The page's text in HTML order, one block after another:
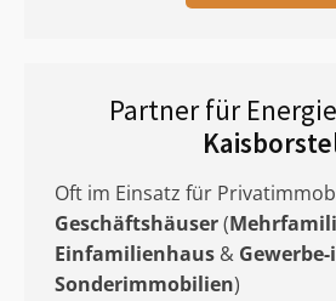
Partner für
Oft im Einsatz für
Geschäftshäuser(
Einfamilienhaus &
Sonderimmobilien)